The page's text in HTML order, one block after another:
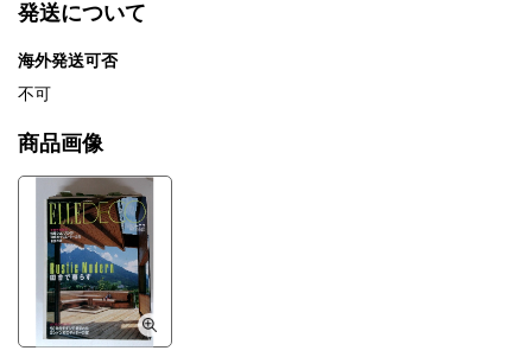
発送について
海外発送可否
不可
商品画像